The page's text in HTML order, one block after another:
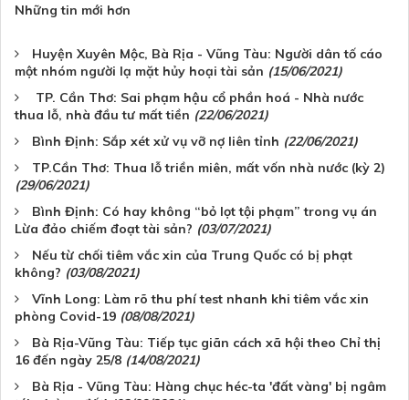
Những tin mới hơn
Huyện Xuyên Mộc, Bà Rịa - Vũng Tàu: Người dân tố cáo
một nhóm người lạ mặt hủy hoại tài sản (15/06/2021)
TP. Cần Thơ: Sai phạm hậu cổ phần hoá - Nhà nước
thua lỗ, nhà đầu tư mất tiền (22/06/2021)
Bình Định: Sắp xét xử vụ vỡ nợ liên tỉnh (22/06/2021)
TP.Cần Thơ: Thua lỗ triền miên, mất vốn nhà nước (kỳ 2)
(29/06/2021)
Bình Định: Có hay không “bỏ lọt tội phạm” trong vụ án
Lừa đảo chiếm đoạt tài sản? (03/07/2021)
Nếu từ chối tiêm vắc xin của Trung Quốc có bị phạt
không? (03/08/2021)
Vĩnh Long: Làm rõ thu phí test nhanh khi tiêm vắc xin
phòng Covid-19 (08/08/2021)
Bà Rịa-Vũng Tàu: Tiếp tục giãn cách xã hội theo Chỉ thị
16 đến ngày 25/8 (14/08/2021)
Bà Rịa - Vũng Tàu: Hàng chục héc-ta 'đất vàng' bị ngâm